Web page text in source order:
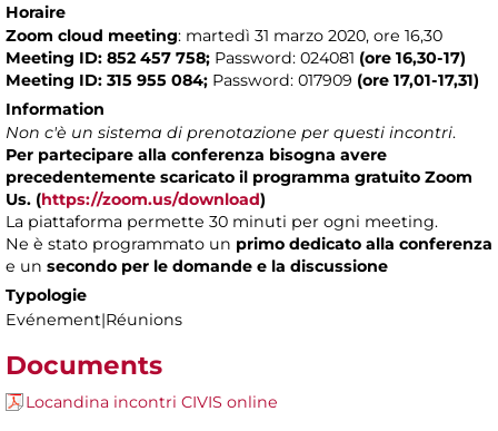
Horaire
Zoom cloud meeting: martedì 31 marzo 2020, ore 16,30
Meeting ID: 852 457 758; Password: 024081 (ore 16,30-17)
Meeting ID: 315 955 084; Password: 017909 (ore 17,01-17,31)
Information
Non c'è un sistema di prenotazione per questi incontri.
Per partecipare alla conferenza bisogna avere
precedentemente scaricato il programma gratuito Zoom
Us. (https://zoom.us/download)
La piattaforma permette 30 minuti per ogni meeting.
Ne è stato programmato un primo dedicato alla conferenza
e un secondo per le domande e la discussione
Typologie
Evénement|Réunions
Documents
Locandina incontri CIVIS online